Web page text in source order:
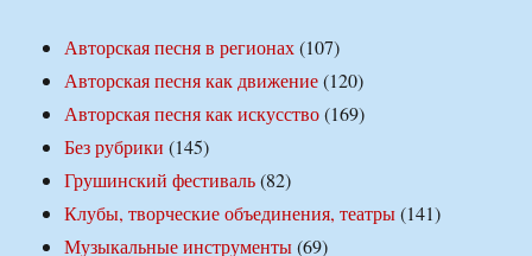
Авторская песня в регионах(107)
Авторская песня как движение(120)
Авторская песня как искусство(169)
Без рубрики (145)
Грушинский фестиваль(82)
Клубы, творческие объединения, театры(141)
Музыкальные инструменты(69)